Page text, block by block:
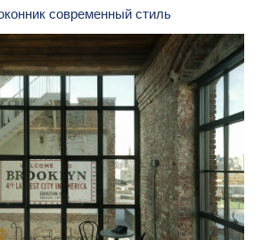
современный стиль